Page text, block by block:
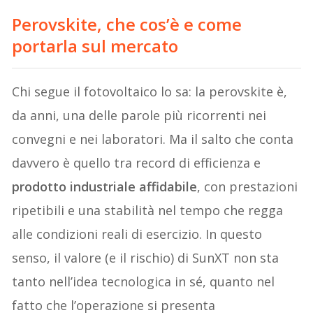
Perovskite, che cos’è e come
portarla sul mercato
Chi segue il fotovoltaico lo sa: la perovskite è,
da anni, una delle parole più ricorrenti nei
convegni e nei laboratori. Ma il salto che conta
davvero è quello tra record di efficienza e
prodotto industriale affidabile, con prestazioni
ripetibili e una stabilità nel tempo che regga
alle condizioni reali di esercizio. In questo
senso, il valore (e il rischio) di SunXT non sta
tanto nell’idea tecnologica in sé, quanto nel
fatto che l’operazione si presenta